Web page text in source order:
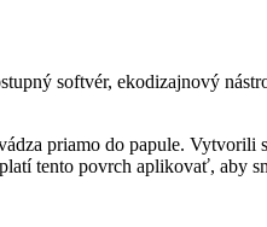
softvér, ekodizajnový
priamo do papule. Vytvorili
tento povrch aplikovať, aby